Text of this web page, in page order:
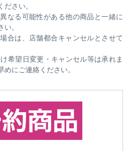
さい。
なる可能性がある他の商品と一緒に
。
合は、店舗都合キャンセルとさせて
希望日変更・キャンセル等は承れま
にご連絡ください。